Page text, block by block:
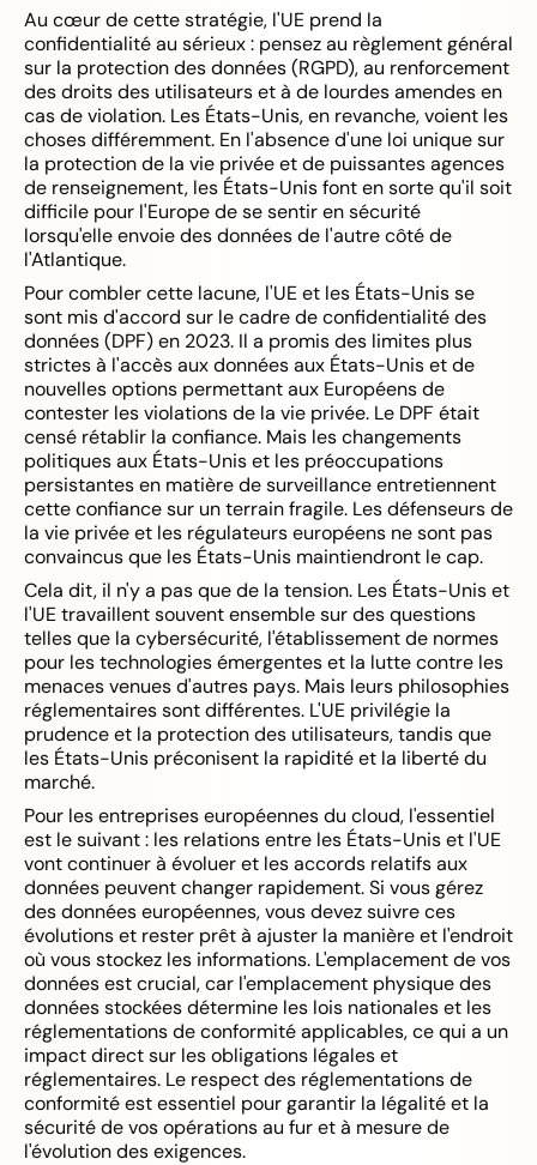
Au cœur de cette stratégie, l'UE prend la
confidentialité au sérieux : pensez au règlement général
sur la protection des données (RGPD), au renforcement
des droits des utilisateurs et à de lourdes amendes en
cas de violation. Les États-Unis, en revanche, voient les
choses différemment. En l'absence d'une loi unique sur
la protection de la vie privée et de puissantes agences
de renseignement, les États-Unis font en sorte qu'il soit
difficile pour l'Europe de se sentir en sécurité
lorsqu'elle envoie des données de l'autre côté de
l'Atlantique.
Pour combler cette lacune, l'UE et les États-Unis se
sont mis d'accord sur le cadre de confidentialité des
données (DPF) en 2023. Il a promis des limites plus
strictes à l'accès aux données aux États-Unis et de
nouvelles options permettant aux Européens de
contester les violations de la vie privée. Le DPF était
censé rétablir la confiance. Mais les changements
politiques aux États-Unis et les préoccupations
persistantes en matière de surveillance entretiennent
cette confiance sur un terrain fragile. Les défenseurs de
la vie privée et les régulateurs européens ne sont pas
convaincus que les États-Unis maintiendront le cap.
Cela dit, il n'y a pas que de la tension. Les États-Unis et
l'UE travaillent souvent ensemble sur des questions
telles que la cybersécurité, l'établissement de normes
pour les technologies émergentes et la lutte contre les
menaces venues d'autres pays. Mais leurs philosophies
réglementaires sont différentes. L'UE privilégie la
prudence et la protection des utilisateurs, tandis que
les États-Unis préconisent la rapidité et la liberté du
marché.
Pour les entreprises européennes du cloud, l'essentiel
est le suivant : les relations entre les États-Unis et l'UE
vont continuer à évoluer et les accords relatifs aux
données peuvent changer rapidement. Si vous gérez
des données européennes, vous devez suivre ces
évolutions et rester prêt à ajuster la manière et l'endroit
où vous stockez les informations. L'emplacement de vos
données est crucial, car l'emplacement physique des
données stockées détermine les lois nationales et les
réglementations de conformité applicables, ce qui a un
impact direct sur les obligations légales et
réglementaires. Le respect des réglementations de
conformité est essentiel pour garantir la légalité et la
sécurité de vos opérations au fur et à mesure de
l'évolution des exigences.